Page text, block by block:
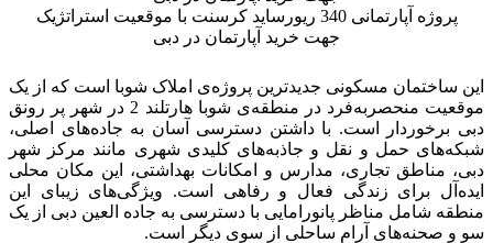
پروژه آپارتمانی 340 ریورساید کرسنت با موقعیت استراتژیک
جهت خرید آپارتمان در دبی
این ساختمان مسکونی جدیدترین پروژه‌ی املاک شوبا است که از یک
موقعیت منحصربه‌فرد در منطقه‌ی شوبا هارتلند 2 در شهر پر رونق
دبی برخوردار است. با داشتن دسترسی آسان به جاده‌های اصلی،
شبکه‌های حمل و نقل و جاذبه‌های کلیدی شهری مانند مرکز شهر
دبی، مناطق تجاری، مدارس و امکانات بهداشتی، این مکان محلی
ایده‌آل برای زندگی فعال و رفاهی است. ویژگی‌های زیبای این
منطقه شامل مناظر پانورامایی با دسترسی به جاده العین دبی از یک
سو و صحنه‌های آرام ساحلی از سوی دیگر است.